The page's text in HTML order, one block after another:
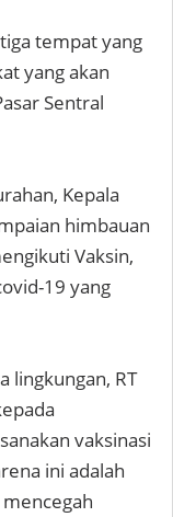
tempat yang
yang akan
Sentral
Kepala
himbauan
Vaksin,
19 yang
lingkungan, RT
vaksinasi
ini adalah